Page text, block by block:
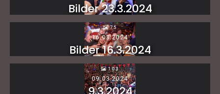
Bilder 23.3.2024
75
16.03.2024
Bilder 16.3.2024
103
09.03.2024